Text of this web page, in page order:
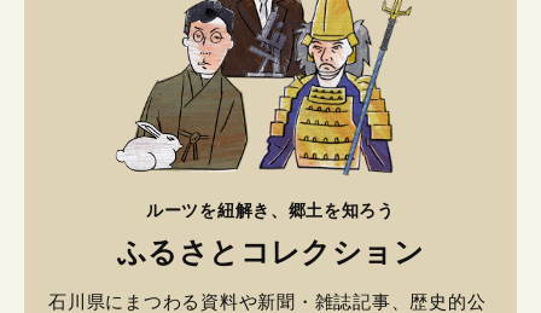
ルーツを紐解き、郷土を知ろう
ふるさとコレクション
石川県にまつわる資料や新聞・雑誌記事、歴史的公